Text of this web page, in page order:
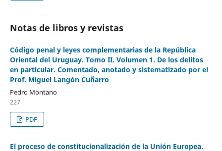
Notas de libros y revistas
Código penal y leyes complementarias de la República
Oriental del Uruguay. Tomo II. Volumen 1. De los delitos
en particular. Comentado, anotado y sistematizado por el
Prof. Miguel Langón Cuñarro
Pedro Montano
227
PDF
El proceso de constitucionalización de la Unión Europea.